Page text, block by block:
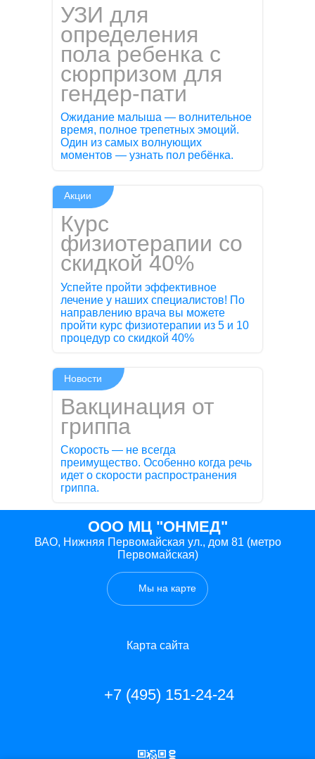
УЗИ для
определения
пола ребенка с
сюрпризом для
гендер-пати
Ожидание малыша — волнительное
время, полное трепетных эмоций.
Один из самых волнующих
моментов — узнать пол ребёнка.
Курс
физиотерапии со
скидкой 40%
Успейте пройти эффективное
лечение у наших специалистов! По
направлению врача вы можете
пройти курс физиотерапии из 5 и 10
процедур со скидкой 40%
Акции
Вакцинация от
гриппа
Скорость — не всегда
преимущество. Особенно когда речь
идет о скорости распространения
гриппа.
Новости
ООО МЦ "ОНМЕД"
ВАО, Нижняя Первомайская ул., дом 81 (метро
Первомайская)
Мы на карте
Карта сайта
+7 (495) 151-24-24